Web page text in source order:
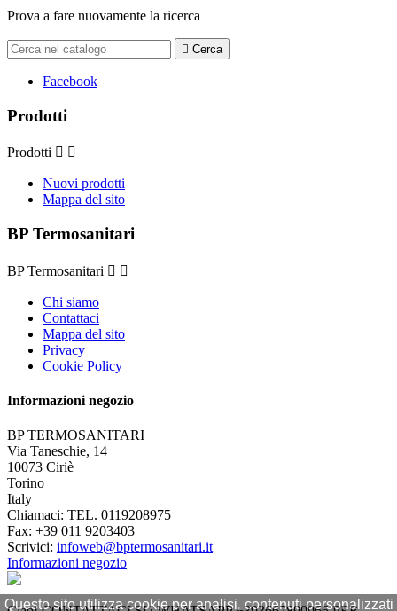
Prova a fare nuovamente la ricerca
 Cerca
Facebook
Prodotti
Prodotti  
Nuovi prodotti
Mappa del sito
BP Termosanitari
BP Termosanitari  
Chi siamo
Contattaci
Mappa del sito
Privacy
Cookie Policy
Informazioni negozio
BP TERMOSANITARI
Via Taneschie, 14
10073 Ciriè
Torino
Italy
Chiamaci: TEL. 0119208975
Fax: +39 011 9203403
Scrivici: infoweb@bptermosanitari.it
Informazioni negozio
Questo sito utilizza cookie per analisi, contenuti personalizzati